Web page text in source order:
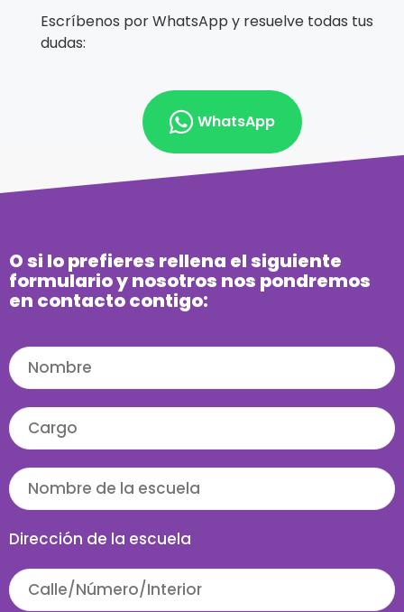
Escríbenos por WhatsApp y resuelve todas tus
dudas:
WhatsApp
O si lo prefieres rellena el siguiente
formulario y nosotros nos pondremos
en contacto contigo:
Dirección de la escuela